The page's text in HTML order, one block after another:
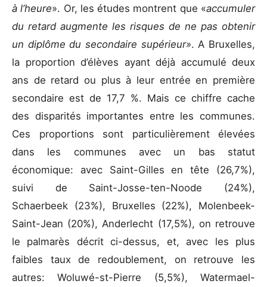
à l’heure». Or, les études montrent que «accumuler
du retard augmente les risques de ne pas obtenir
un diplôme du secondaire supérieur». A Bruxelles,
la proportion d’élèves ayant déjà accumulé deux
ans de retard ou plus à leur entrée en première
secondaire est de 17,7 %. Mais ce chiffre cache
des disparités importantes entre les communes.
Ces proportions sont particulièrement élevées
dans les communes avec un bas statut
économique: avec Saint-Gilles en tête (26,7%),
suivi de Saint-Josse-ten-Noode (24%),
Schaerbeek (23%), Bruxelles (22%), Molenbeek-
Saint-Jean (20%), Anderlecht (17,5%), on retrouve
le palmarès décrit ci-dessus, et, avec les plus
faibles taux de redoublement, on retrouve les
autres: Woluwé-st-Pierre (5,5%), Watermael-